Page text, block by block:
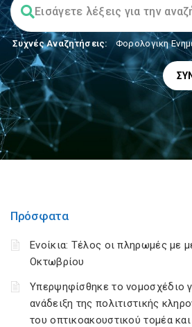
Συχνές Αναζητήσεις: Φορολογικη
Πρόσφατα
Ενοίκια: Τέλος οι πληρωμές με
Οκτωβρίου
Υπερψηφίσθηκε το νομοσχέδιο
ανάδειξη της πολιτιστικής
του οπτικοακουστικού τομέα